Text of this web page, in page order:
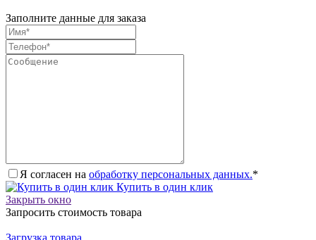
Заполните данные для заказа
Я согласен на обработку персональных данных.*
Купить в один клик
Закрыть окно
Запросить стоимость товара